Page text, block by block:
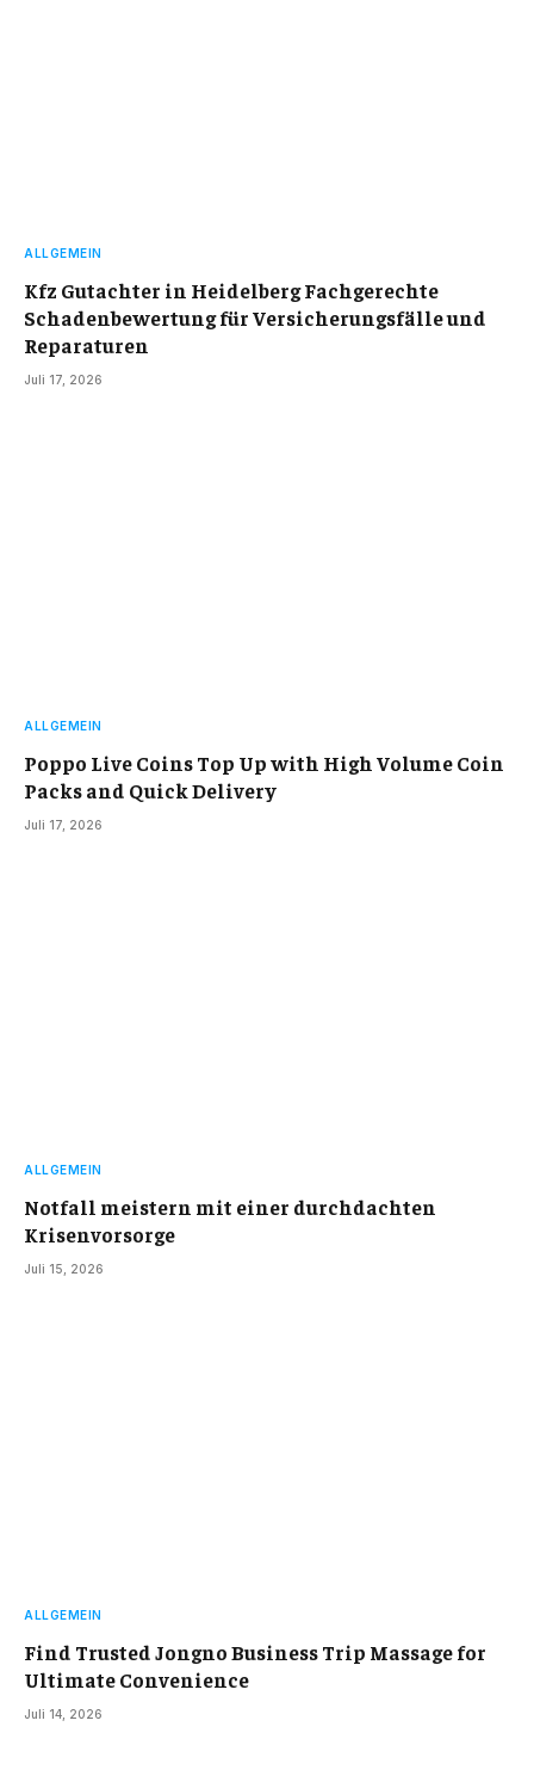
ALLGEMEIN
Kfz Gutachter in Heidelberg Fachgerechte
Schadenbewertung für Versicherungsfälle und
Reparaturen
Juli 17, 2026
ALLGEMEIN
Poppo Live Coins Top Up with High Volume Coin
Packs and Quick Delivery
Juli 17, 2026
ALLGEMEIN
Notfall meistern mit einer durchdachten
Krisenvorsorge
Juli 15, 2026
ALLGEMEIN
Find Trusted Jongno Business Trip Massage for
Ultimate Convenience
Juli 14, 2026